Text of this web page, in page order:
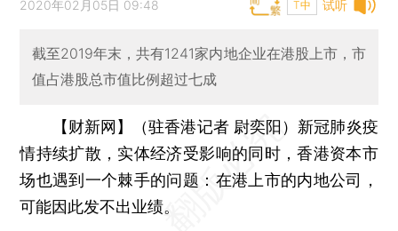
试听
2020年02月05日 09:48 T中
截至2019年末，共有1241家内地企业在港股上市，市
值占港股总市值比例超过七成
【财新网】（驻香港记者 尉奕阳） 新冠肺炎疫
情持续扩散，实体经济受影响的同时，香港资本市
场也遇到一个棘手的问题：在港上市的内地公司，
可能因此发不出业绩。